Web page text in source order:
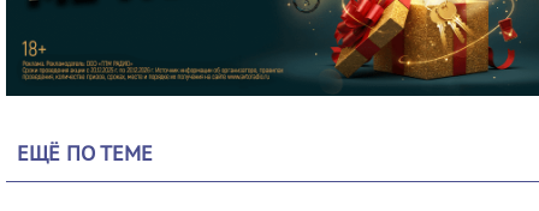
ЕЩЁ ПО ТЕМЕ